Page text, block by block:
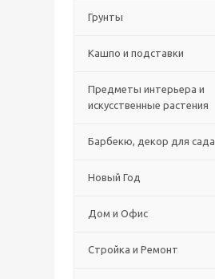
Грунты
Кашпо и подставки
Предметы интерьера и
искусственные растения
Барбекю, декор для сада
Новый Год
Дом и Офис
Стройка и Ремонт